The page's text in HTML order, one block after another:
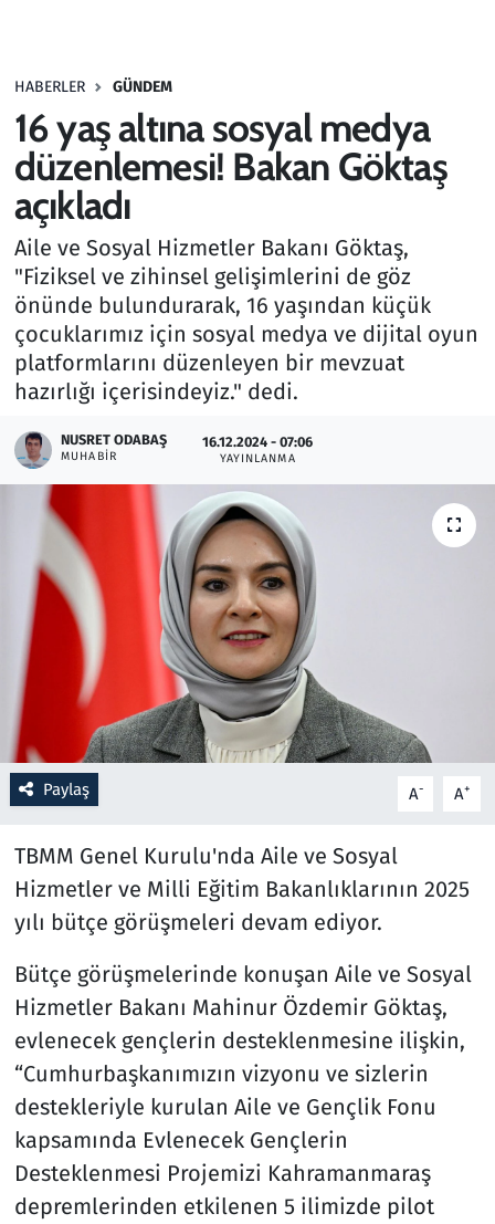
HABERLER GÜNDEM
16 yaş altına sosyal medya
düzenlemesi! Bakan Göktaş
açıkladı
Aile ve Sosyal Hizmetler Bakanı Göktaş,
"Fiziksel ve zihinsel gelişimlerini de göz
önünde bulundurarak, 16 yaşından küçük
çocuklarımız için sosyal medya ve dijital oyun
platformlarını düzenleyen bir mevzuat
hazırlığı içerisindeyiz." dedi.
NUSRET ODABAŞ
MUHABIR
16.12.2024 - 07:06
YAYINLANMA
Paylaş A- A+
TBMM Genel Kurulu'nda Aile ve Sosyal
Hizmetler ve Milli Eğitim Bakanlıklarının 2025
yılı bütçe görüşmeleri devam ediyor.
Bütçe görüşmelerinde konuşan Aile ve Sosyal
Hizmetler Bakanı Mahinur Özdemir Göktaş,
evlenecek gençlerin desteklenmesine ilişkin,
“Cumhurbaşkanımızın vizyonu ve sizlerin
destekleriyle kurulan Aile ve Gençlik Fonu
kapsamında Evlenecek Gençlerin
Desteklenmesi Projemizi Kahramanmaraş
depremlerinden etkilenen 5 ilimizde pilot
Haber
Kültür Sanat
Kurumsal Haberler
Lezzet Durağı
Memur ve Kamu
Otomobil
Oyun
Ramazan
Resmi İlanlar
Rüya Tabirleri
Sağlık
Savunma Sanayi
Seçim 2023
Teknoloji ve Bilim
Televizyon